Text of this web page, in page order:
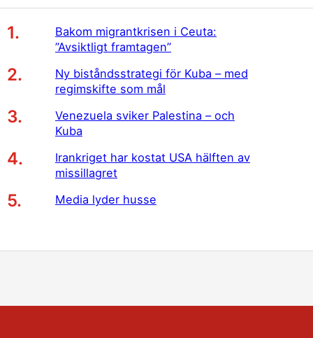
Bakom migrantkrisen i Ceuta:
”Avsiktligt framtagen”
Ny biståndsstrategi för Kuba – med
regimskifte som mål
Venezuela sviker Palestina – och
Kuba
Irankriget har kostat USA hälften av
missillagret
Media lyder husse